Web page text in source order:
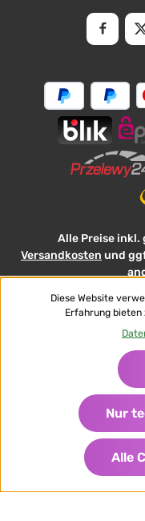
gelesen und
Alle Preise inkl.
Versandkosten und
© 2026
AGB
Versand
Diese Website
Erfahrung bieten
Nur
Alle